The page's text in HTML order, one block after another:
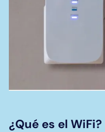
¿Qué es el WiFi?